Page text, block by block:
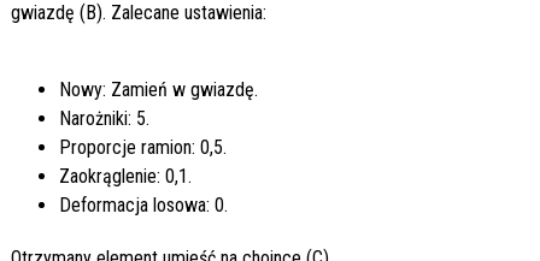
gwiazdę (B). Zalecane ustawienia:
Nowy: Zamień w gwiazdę.
Narożniki: 5.
Proporcje ramion: 0,5.
Zaokrąglenie: 0,1.
Deformacja losowa: 0.